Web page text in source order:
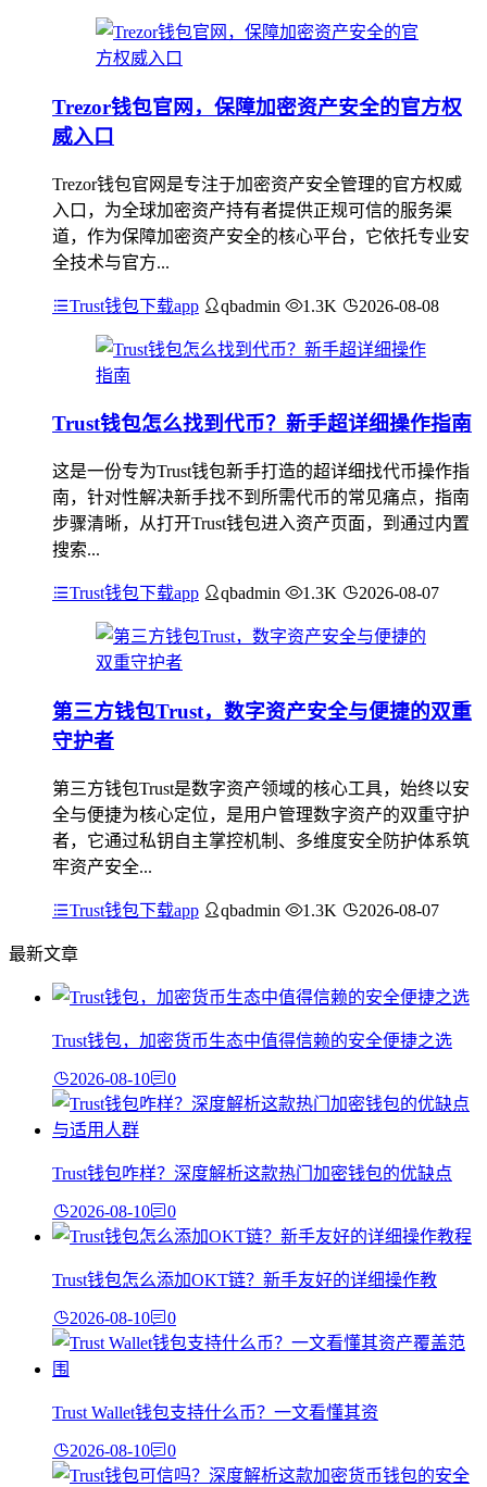
Trezor钱包官网，保障加密资产安全的官方权
威入口
Trezor钱包官网是专注于加密资产安全管理的官方权威
入口，为全球加密资产持有者提供正规可信的服务渠
道，作为保障加密资产安全的核心平台，它依托专业安
全技术与官方...
Trust钱包下载app qbadmin 1.3K 2026-08-08
Trust钱包怎么找到代币？新手超详细操作指南
这是一份专为Trust钱包新手打造的超详细找代币操作指
南，针对性解决新手找不到所需代币的常见痛点，指南
步骤清晰，从打开Trust钱包进入资产页面，到通过内置
搜索...
Trust钱包下载app qbadmin 1.3K 2026-08-07
第三方钱包Trust，数字资产安全与便捷的双重
守护者
第三方钱包Trust是数字资产领域的核心工具，始终以安
全与便捷为核心定位，是用户管理数字资产的双重守护
者，它通过私钥自主掌控机制、多维度安全防护体系筑
牢资产安全...
Trust钱包下载app qbadmin 1.3K 2026-08-07
最新文章
Trust钱包，加密货币生态中值得信赖的安全便捷之选
2026-08-10 0
Trust钱包咋样？深度解析这款热门加密钱包的优缺点
2026-08-10 0
Trust钱包怎么添加OKT链？新手友好的详细操作教
2026-08-10 0
Trust Wallet钱包支持什么币？一文看懂其资
2026-08-10 0